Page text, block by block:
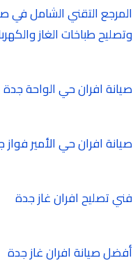
المرجع التقني الشامل في
وتصليح طباخات الغاز
صيانة افران حي الواحة جدة
صيانة افران حي الأمير
فني تصليح افران غاز جدة
أفضل صيانة افران غاز جدة